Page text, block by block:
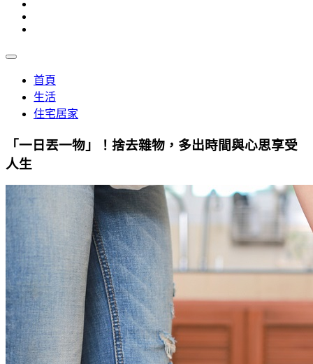
首頁
生活
住宅居家
「一日丟一物」！捨去雜物，多出時間與心思享受
人生